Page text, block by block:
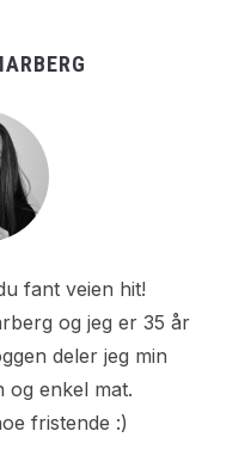
fant veien hit!
og jeg er 35 år
deler jeg min
og enkel mat.
fristende :)